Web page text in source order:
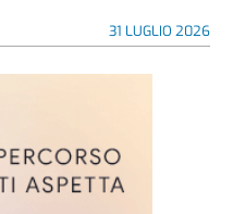
31 LUGLIO 2026